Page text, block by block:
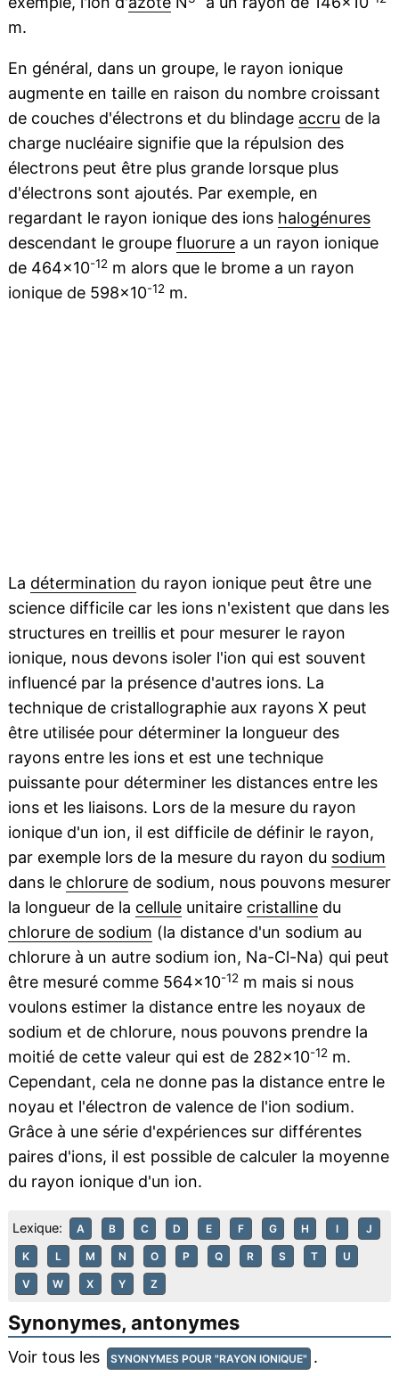
m.
En général, dans un groupe, le rayon ionique
augmente en taille en raison du nombre croissant
de couches d'électrons et du blindage accru de la
charge nucléaire signifie que la répulsion des
électrons peut être plus grande lorsque plus
d'électrons sont ajoutés. Par exemple, en
regardant le rayon ionique des ions halogénures
descendant le groupe fluorurea un rayon ionique
de 464×10-12m alors que le brome a un rayon
ionique de 598×10-12m.
La détermination du rayon ionique peut être une
science difficile car les ions n'existent que dans les
structures en treillis et pour mesurer le rayon
ionique, nous devons isoler l'ion qui est souvent
influencé par la présence d'autres ions. La
technique de cristallographie aux rayons X peut
être utilisée pour déterminer la longueur des
rayons entre les ions et est une technique
puissante pour déterminer les distances entre les
ions et les liaisons. Lors de la mesure du rayon
ionique d'un ion, il est difficile de définir le rayon,
par exemple lors de la mesure du rayon du sodium
dans le chlorurede sodium, nous pouvons mesurer
la longueur de la celluleunitaire cristallinedu
chlorure de sodium (la distance d'un sodium au
chlorure à un autre sodium ion, Na-Cl-Na) qui peut
être mesuré comme 564×10-12m mais si nous
voulons estimer la distance entre les noyaux de
sodium et de chlorure, nous pouvons prendre la
moitié de cette valeur qui est de 282×10-12m.
Cependant, cela ne donne pas la distance entre le
noyau et l'électron de valence de l'ion sodium.
Grâce à une série d'expériences sur différentes
paires d'ions, il est possible de calculer la moyenne
du rayon ionique d'un ion.
Lexique: A B C D E F G H I J
K L M N O P Q R S T U
V W X Y Z
Synonymes, antonymes
Voir tous les SYNONYMES POUR "RAYON IONIQUE" .